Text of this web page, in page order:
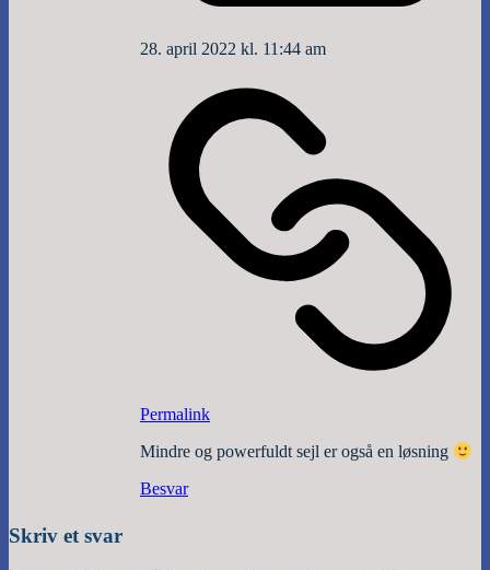
28. april 2022 kl. 11:44 am
Permalink
Mindre og powerfuldt sejl er også en løsning
Besvar
Skriv et svar